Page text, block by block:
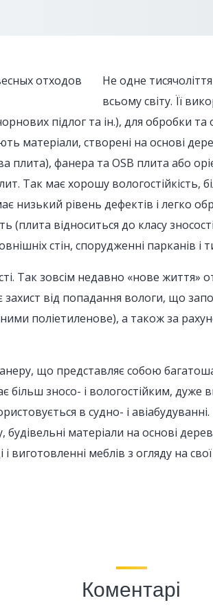
Не одне
всьому світу. Її
підлог та ін.), для обробки
матеріали, створені на основі
фанера та OSB плита або
Так має хорошу вологостійкість,
низький рівень дефектів і легко
(плита відноситься до класу
стін, спорудженні парканів
Так зовсім недавно «нове
від попадання вологи, що
поліетиленове), а також за
що представляє собою
більш зносо- і вологостійким,
в судно- і
будівельні матеріали на основі
виготовленні меблів з огляду на
Коментарі